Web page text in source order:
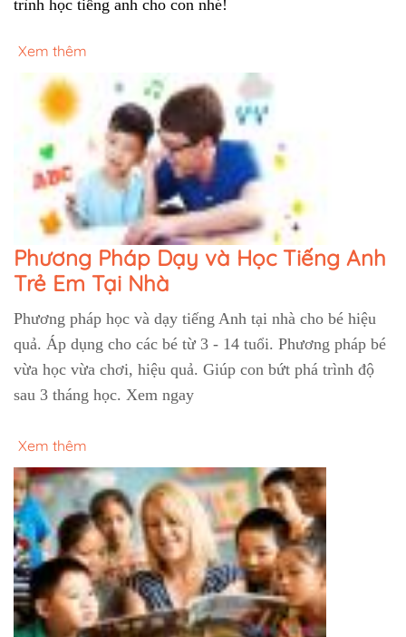
trình học tiếng anh cho con nhé!
Xem thêm
Phương Pháp Dạy và Học Tiếng Anh
Trẻ Em Tại Nhà
Phương pháp học và dạy tiếng Anh tại nhà cho bé hiệu
quả. Áp dụng cho các bé từ 3 - 14 tuổi. Phương pháp bé
vừa học vừa chơi, hiệu quả. Giúp con bứt phá trình độ
sau 3 tháng học. Xem ngay
Xem thêm